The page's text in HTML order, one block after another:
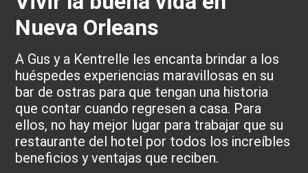
Nueva Orleans
A Gus y a Kentrelle les encanta brindar a los
huéspedes experiencias maravillosas en su
bar de ostras para que tengan una historia
que contar cuando regresen a casa. Para
ellos, no hay mejor lugar para trabajar que su
restaurante del hotel por todos los increíbles
beneficios y ventajas que reciben.